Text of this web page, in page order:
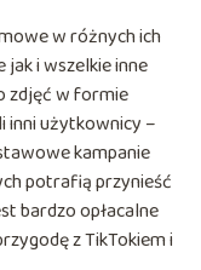
w różnych ich
i wszelkie inne
zdjęć w formie
inni użytkownicy –
kampanie
potrafią przynieść
bardzo opłacalne
z TikTokiem i